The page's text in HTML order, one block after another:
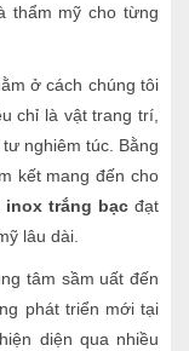
thẩm mỹ cho từng
ở cách chúng tôi
chỉ là vật trang trí,
nghiêm túc. Bằng
kết mang đến cho
inox trắng bạc đạt
lâu dài.
tâm sầm uất đến
phát triển mới tại
diện qua nhiều